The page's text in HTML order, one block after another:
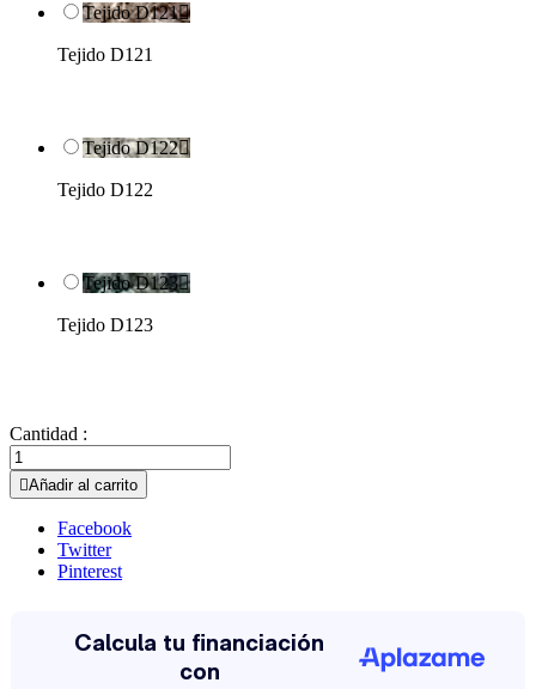
Tejido D121
Tejido D121
Tejido D122
Tejido D122
Tejido D123
Tejido D123
Cantidad :
Añadir al carrito
Facebook
Twitter
Pinterest